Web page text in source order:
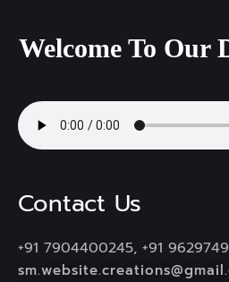
Welcome To Our
Contact Us
+91 7904400245, +91